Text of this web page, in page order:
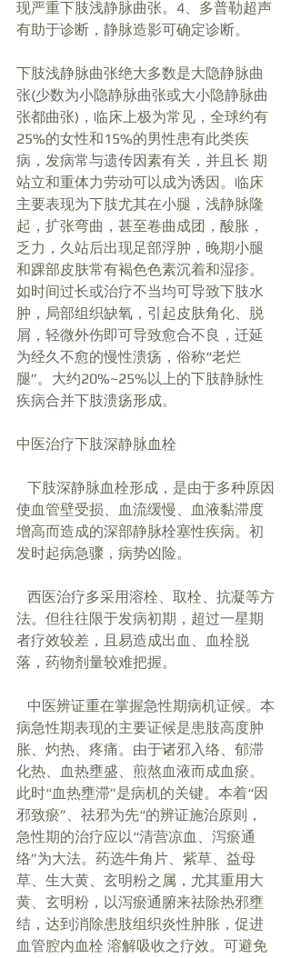
现严重下肢浅静脉曲张。4、多普勒超声
有助于诊断，静脉造影可确定诊断。
下肢浅静脉曲张绝大多数是大隐静脉曲
张(少数为小隐静脉曲张或大小隐静脉曲
张都曲张)，临床上极为常见，全球约有
25%的女性和15%的男性患有此类疾
病，发病常与遗传因素有关，并且长 期
站立和重体力劳动可以成为诱因。临床
主要表现为下肢尤其在小腿，浅静脉隆
起，扩张弯曲，甚至卷曲成团，酸胀，
乏力，久站后出现足部浮肿，晚期小腿
和踝部皮肤常有褐色色素沉着和湿疹。
如时间过长或治疗不当均可导致下肢水
肿，局部组织缺氧，引起皮肤角化、脱
屑，轻微外伤即可导致愈合不良，迁延
为经久不愈的慢性溃疡，俗称“老烂
腿”。大约20%~25%以上的下肢静脉性
疾病合并下肢溃疡形成。
中医治疗下肢深静脉血栓
使血管壁受损、血流缓慢、血液黏滞度
增高而造成的深部静脉栓塞性疾病。初
发时起病急骤，病势凶险。
法。但往往限于发病初期，超过一星期
者疗效较差，且易造成出血、血栓脱
落，药物剂量较难把握。
病急性期表现的主要证候是患肢高度肿
胀、灼热、疼痛。由于诸邪入络、郁滞
化热、血热壅盛、煎熬血液而成血瘀。
此时“血热壅滞”是病机的关键。本着“因
邪致瘀”、祛邪为先“的辨证施治原则，
急性期的治疗应以“清营凉血、泻瘀通
络”为大法。药选牛角片、紫草、益母
草、生大黄、玄明粉之属，尤其重用大
黄、玄明粉，以泻瘀通腑来祛除热邪壅
结，达到消除患肢组织炎性肿胀，促进
血管腔内血栓 溶解吸收之疗效。可避免